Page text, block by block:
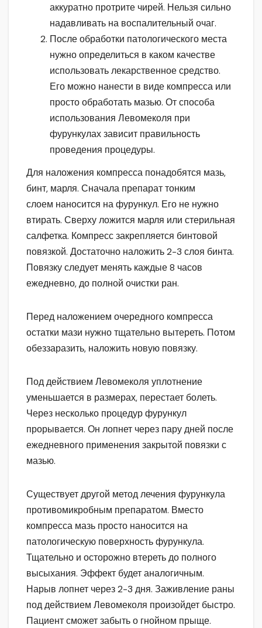
аккуратно протрите чирей. Нельзя сильно
надавливать на воспалительный очаг.
После обработки патологического места
нужно определиться в каком качестве
использовать лекарственное средство.
Его можно нанести в виде компресса или
просто обработать мазью. От способа
использования Левомеколя при
фурункулах зависит правильность
проведения процедуры.
Для наложения компресса понадобятся мазь,
бинт, марля. Сначала препарат тонким
слоем наносится на фурункул. Его не нужно
втирать. Сверху ложится марля или стерильная
салфетка. Компресс закрепляется бинтовой
повязкой. Достаточно наложить 2-3 слоя бинта.
Повязку следует менять каждые 8 часов
ежедневно, до полной очистки ран.
Перед наложением очередного компресса
остатки мази нужно тщательно вытереть. Потом
обеззаразить, наложить новую повязку.
Под действием Левомеколя уплотнение
уменьшается в размерах, перестает болеть.
Через несколько процедур фурункул
прорывается. Он лопнет через пару дней после
ежедневного применения закрытой повязки с
мазью.
Существует другой метод лечения фурункула
противомикробным препаратом. Вместо
компресса мазь просто наносится на
патологическую поверхность фурункула.
Тщательно и осторожно втереть до полного
высыхания. Эффект будет аналогичным.
Нарыв лопнет через 2-3 дня. Заживление раны
под действием Левомеколя произойдет быстро.
Пациент сможет забыть о гнойном прыще.